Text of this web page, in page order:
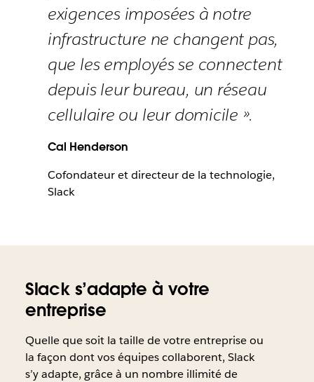
exigences imposées à notre
infrastructure ne changent pas,
que les employés se connectent
depuis leur bureau, un réseau
cellulaire ou leur domicile ».
Cal Henderson
Cofondateur et directeur de la technologie,
Slack
Slack s’adapte à votre
entreprise
Quelle que soit la taille de votre entreprise ou
la façon dont vos équipes collaborent, Slack
s’y adapte, grâce à un nombre illimité de